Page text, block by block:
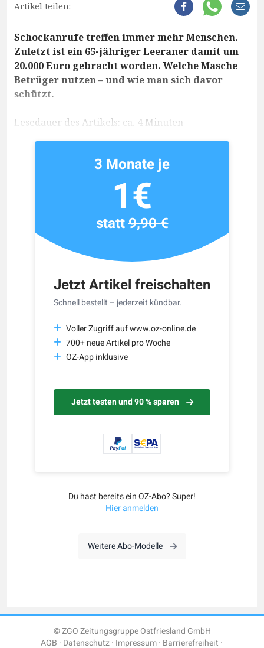
Artikel teilen:
Schockanrufe treffen immer mehr Menschen.
Zuletzt ist ein 65-jähriger Leeraner damit um
20.000 Euro gebracht worden. Welche Masche
Betrüger nutzen – und wie man sich davor
schützt.
Lesedauer des Artikels: ca. 4 Minuten
Jetzt Artikel freischalten
Schnell bestellt – jederzeit kündbar.
Voller Zugriff auf www.oz-online.de
700+ neue Artikel pro Woche
OZ-App inklusive
Jetzt testen und 90 % sparen
3 Monate je
1€
statt9,90 €
Du hast bereits ein OZ-Abo? Super!
Hier anmelden
Weitere Abo-Modelle
© ZGO Zeitungsgruppe Ostfriesland GmbH
AGB Datenschutz Impressum Barrierefreiheit